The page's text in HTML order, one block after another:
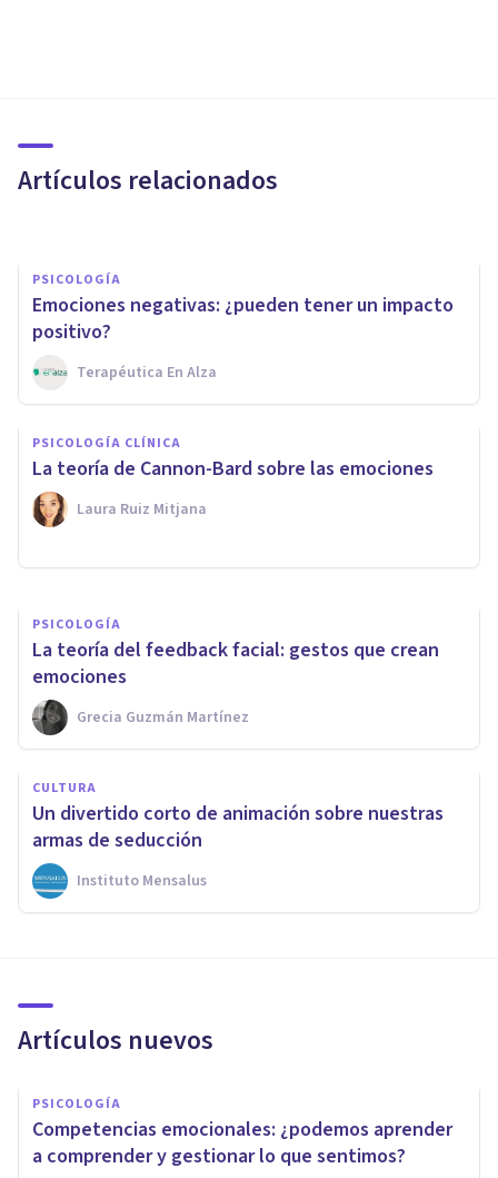
Artículos relacionados
afectan
PSICOLOGÍA
Emociones negativas: ¿pueden tener un impacto
positivo?
Terapéutica En Alza
PSICOLOGÍA CLÍNICA
La teoría de Cannon-Bard sobre las emociones
Laura Ruiz Mitjana
PSICOLOGÍA
Efecto de Mera Exposición: qué
es y cómo se expresa en
psicología
PSICOLOGÍA
La teoría del feedback facial: gestos que crean
emociones
Grecia Guzmán Martínez
CULTURA
Un divertido corto de animación sobre nuestras
armas de seducción
Instituto Mensalus
Artículos nuevos
PSICOLOGÍA
Competencias emocionales: ¿podemos aprender
a comprender y gestionar lo que sentimos?